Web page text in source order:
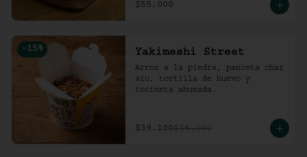
$55.000
-15 % Yakimeshi Street
Arroz a la piedra, panceta char
siu, tortilla de huevo y
tocineta ahumada.
$39.100$46.000